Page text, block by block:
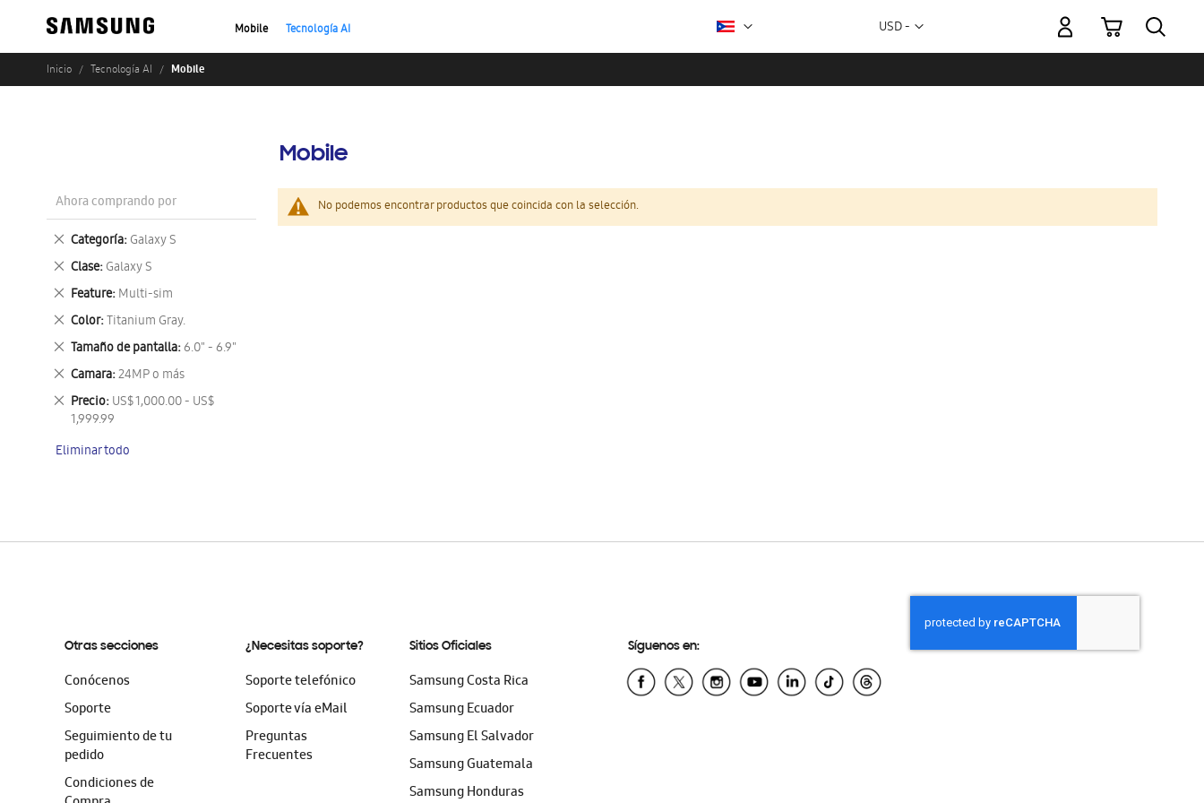
Mobile Tecnología AI Moneda
USD -
Mi carrito
Inicio Tecnología AI Mobile
Mobile
No podemos encontrar productos que coincida con la selección.
Ahora comprando por
Categoría Galaxy S
Eliminar
este
artículo
Clase Galaxy S
Eliminar
este
artículo
Feature Multi-sim
Eliminar
este
artículo
Color Titanium Gray.
Eliminar
este
artículo
Tamaño de pantalla 6.0" - 6.9"
Eliminar
este
artículo
Camara 24MP o más
Eliminar
este
artículo
Precio US$ 1,000.00 - US$
1,999.99
Eliminar
este
Eliminar todo
Otras secciones
Conócenos
Soporte
Seguimiento de tu
pedido
Condiciones de
¿Necesitas soporte?
Soporte telefónico
Soporte vía eMail
Preguntas
Frecuentes
Sitios Oficiales
Samsung Costa Rica
Samsung Ecuador
Samsung El Salvador
Samsung Guatemala
Samsung Honduras
Síguenos en: